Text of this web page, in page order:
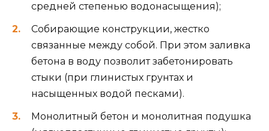
средней степенью водонасыщения);
Собирающие конструкции, жестко
связанные между собой. При этом заливка
бетона в воду позволит забетонировать
стыки (при глинистых грунтах и
насыщенных водой песками).
Монолитный бетон и монолитная подушка